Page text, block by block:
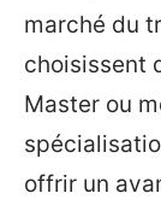
marché du
choisissent
Master ou
offrir un